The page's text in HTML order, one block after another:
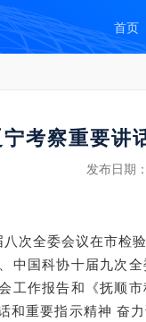
首页
宁考察重要
发布日期：
次全委会议在市检
中国科协十届九次
工作报告和《抚顺
和重要指示精神 奋